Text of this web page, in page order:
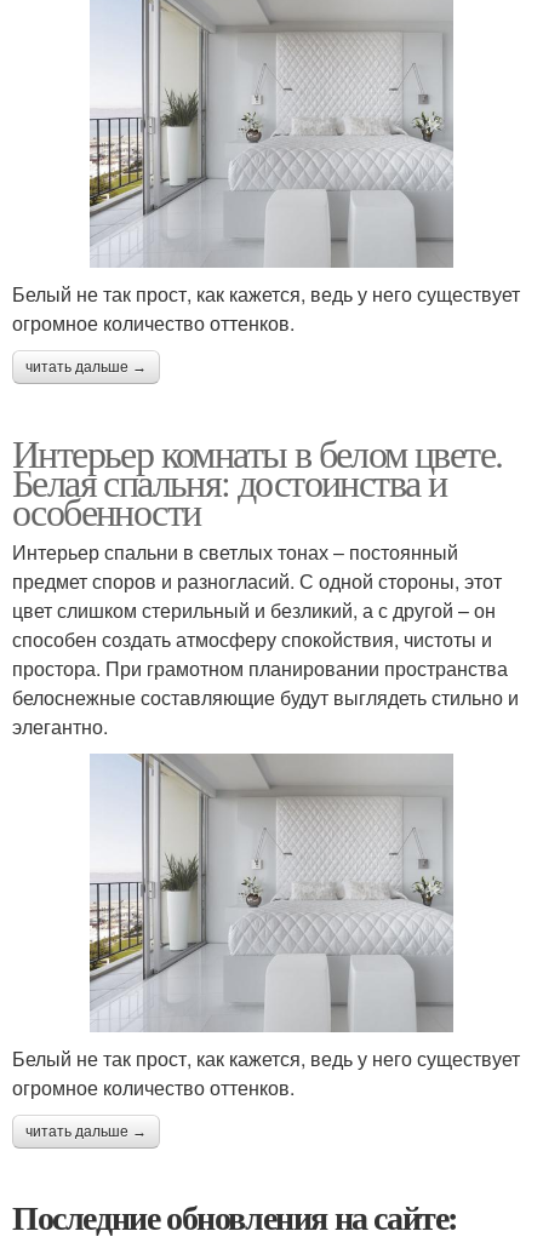
Белый не так прост, как кажется, ведь у него существует
огромное количество оттенков.
читать дальше →
Интерьер комнаты в белом цвете.
Белая спальня: достоинства и
особенности
Интерьер спальни в светлых тонах – постоянный
предмет споров и разногласий. С одной стороны, этот
цвет слишком стерильный и безликий, а с другой – он
способен создать атмосферу спокойствия, чистоты и
простора. При грамотном планировании пространства
белоснежные составляющие будут выглядеть стильно и
элегантно.
Белый не так прост, как кажется, ведь у него существует
огромное количество оттенков.
читать дальше →
Последние обновления на сайте: